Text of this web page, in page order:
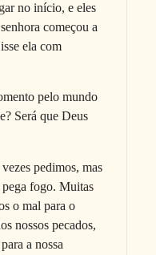
no início, e eles
começou a
ela com
pelo mundo
Será que Deus
pedimos, mas
fogo. Muitas
o mal para o
nossos pecados,
a nossa